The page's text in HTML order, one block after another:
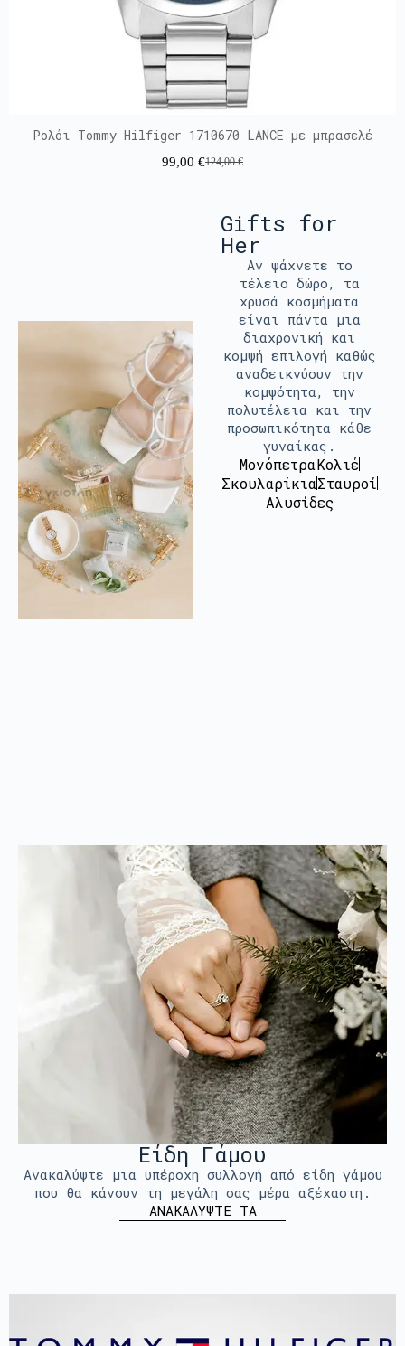
Ρολόι Tommy Hilfiger 1710670 LANCE με μπρασελέ
124,00€
99,00 €
Gifts for
Her
Αν ψάχνετε το
τέλειο δώρο, τα
χρυσά κοσμήματα
είναι πάντα μια
διαχρονική και
κομψή επιλογή καθώς
αναδεικνύουν την
κομψότητα, την
πολυτέλεια και την
προσωπικότητα κάθε
γυναίκας.
ΜονόπετραΚολιέ
ΣκουλαρίκιαΣταυροί
Αλυσίδες
Είδη Γάμου
Ανακαλύψτε μια υπέροχη συλλογή από είδη γάμου
που θα κάνουν τη μεγάλη σας μέρα αξέχαστη.
ΑΝΑΚΑΛΥΨΤΕ ΤΑ